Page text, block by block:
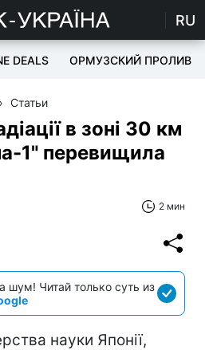
RU
DEALS ОРМУЗСКИЙ ПРОЛИВ
Статьи
в зоні 30 км
1" перевищила
2 мин
шум! Читай только суть из
науки Японії,